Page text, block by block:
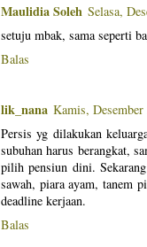
Maulidia Soleh Selasa,
setuju mbak, sama seperti
Balas
lik_nana Kamis,
Persis yg dilakukan
subuhan harus berangkat,
pilih pensiun dini.
sawah, piara ayam, tanem
deadline kerjaan.
Balas